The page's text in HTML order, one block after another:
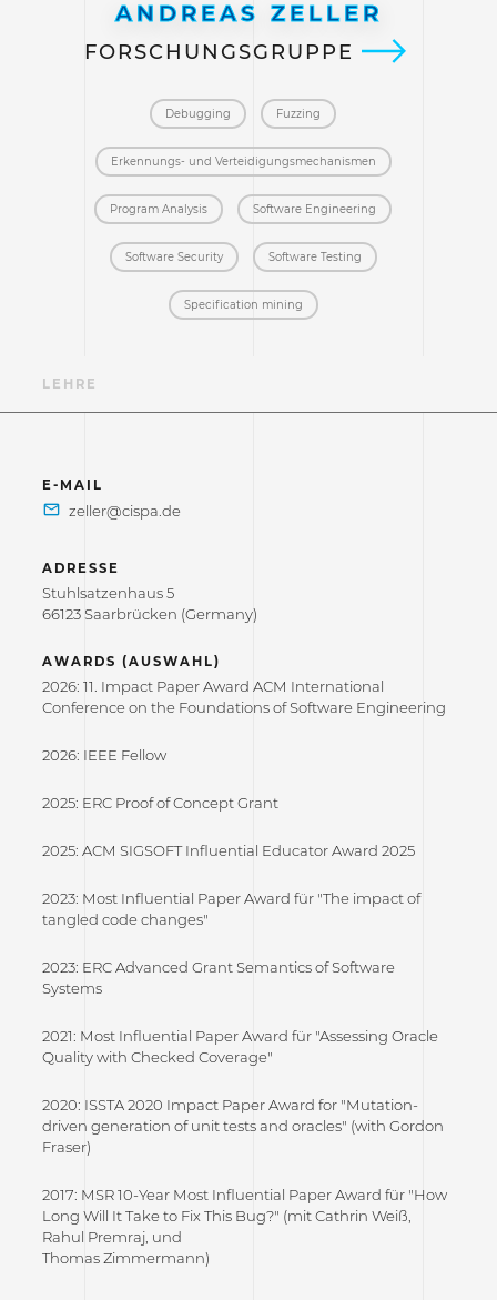
ANDREAS ZELLER
FORSCHUNGSGRUPPE
Debugging Fuzzing
Erkennungs- und Verteidigungs­mechanismen
Program Analysis Software Engineering
Software Security Software Testing
Specification mining
LEHRE
E-MAIL
ADRESSE
Stuhlsatzenhaus 5
66123 Saarbrücken (Germany)
AWARDS (AUSWAHL)
2026: 11. Impact Paper Award ACM International
Conference on the Foundations of Software Engineering
2026: IEEE Fellow
2025: ERC Proof of Concept Grant
2025: ACM SIGSOFT Influential Educator Award 2025
2023: Most Influential Paper Award für "The impact of
tangled code changes"
2023: ERC Advanced Grant Semantics of Software
Systems
2021: Most Influential Paper Award für "Assessing Oracle
Quality with Checked Coverage"
2020: ISSTA 2020 Impact Paper Award for "Mutation-
driven generation of unit tests and oracles" (with Gordon
Fraser)
2017: MSR 10-Year Most Influential Paper Award für "How
Long Will It Take to Fix This Bug?" (mit Cathrin Weiß,
Rahul Premraj, und
Thomas Zimmermann)